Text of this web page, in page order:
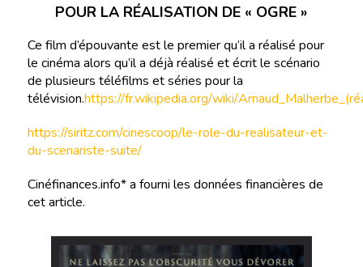
POUR LA RÉALISATION DE « OGRE »
Ce film d’épouvante est le premier qu’il a réalisé pour
le cinéma alors qu’il a déjà réalisé et écrit le scénario
de plusieurs téléfilms et séries pour la
télévision.https://fr.wikipedia.org/wiki/
https://siritz.com/cinescoop/le-role-du-realisateur-et-
du-scenariste-suite/
Cinéfinances.info* a fourni les données financières de
cet article.